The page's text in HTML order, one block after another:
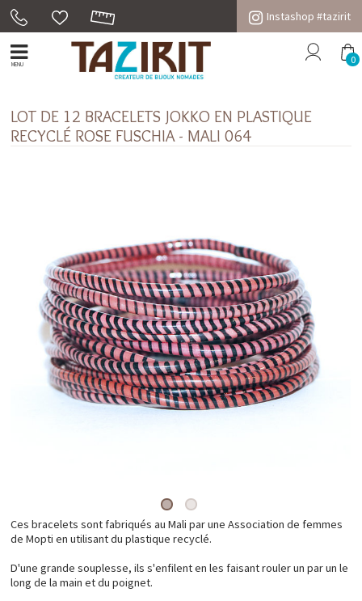
Instashop #tazirit
MENU 0
LOT DE 12 BRACELETS JOKKO EN PLASTIQUE
RECYCLÉ ROSE FUSCHIA - MALI 064
Ces bracelets sont fabriqués au Mali par une Association de femmes
de Mopti en utilisant du plastique recyclé.
D'une grande souplesse, ils s'enfilent en les faisant rouler un par un le
long de la main et du poignet.